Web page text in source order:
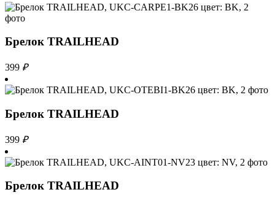
Брелок TRAILHEAD
399 ₽
Брелок TRAILHEAD
399 ₽
Брелок TRAILHEAD